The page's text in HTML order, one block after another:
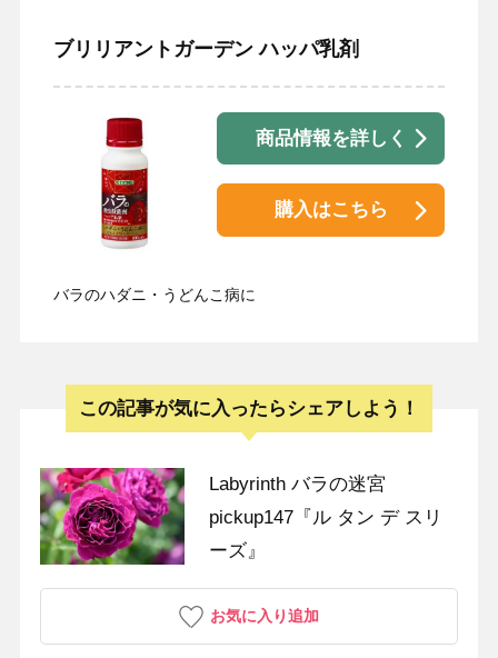
ブリリアントガーデン ハッパ乳剤
商品情報を詳しく
購入はこちら
バラのハダニ・うどんこ病に
この記事が気に入ったらシェアしよう！
Labyrinth バラの迷宮
pickup147『ル タン デ スリ
ーズ』
お気に入り追加